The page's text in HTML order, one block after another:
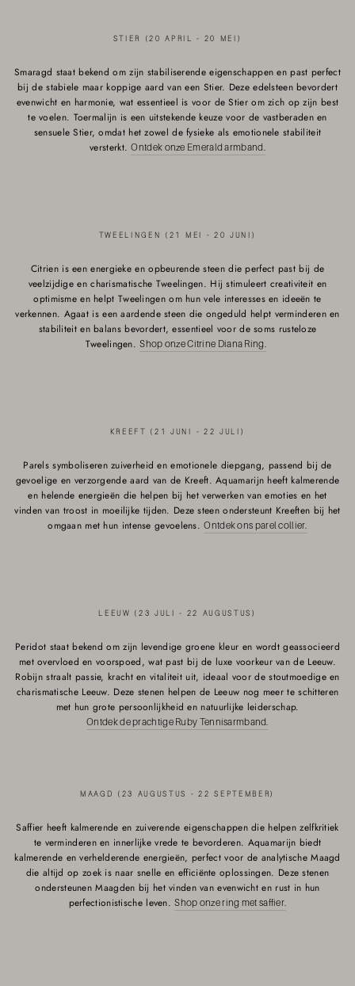
STIER (20 APRIL - 20 MEI)
Smaragd staat bekend om zijn stabiliserende eigenschappen en past perfect
bij de stabiele maar koppige aard van een Stier. Deze edelsteen bevordert
evenwicht en harmonie, wat essentieel is voor de Stier om zich op zijn best
te voelen. Toermalijn is een uitstekende keuze voor de vastberaden en
sensuele Stier, omdat het zowel de fysieke als emotionele stabiliteit
versterkt.Ontdek onze Emerald armband.
TWEELINGEN (21 MEI - 20 JUNI)
Citrien is een energieke en opbeurende steen die perfect past bij de
veelzijdige en charismatische Tweelingen. Hij stimuleert creativiteit en
optimisme en helpt Tweelingen om hun vele interesses en ideeën te
verkennen. Agaat is een aardende steen die ongeduld helpt verminderen en
stabiliteit en balans bevordert, essentieel voor de soms rusteloze
Tweelingen.Shop onze Citrine Diana Ring.
KREEFT (21 JUNI - 22 JULI)
Parels symboliseren zuiverheid en emotionele diepgang, passend bij de
gevoelige en verzorgende aard van de Kreeft. Aquamarijn heeft kalmerende
en helende energieën die helpen bij het verwerken van emoties en het
vinden van troost in moeilijke tijden. Deze steen ondersteunt Kreeften bij het
omgaan met hun intense gevoelens.Ontdek ons parel collier.
LEEUW (23 JULI - 22 AUGUSTUS)
Peridot staat bekend om zijn levendige groene kleur en wordt geassocieerd
met overvloed en voorspoed, wat past bij de luxe voorkeur van de Leeuw.
Robijn straalt passie, kracht en vitaliteit uit, ideaal voor de stoutmoedige en
charismatische Leeuw. Deze stenen helpen de Leeuw nog meer te schitteren
met hun grote persoonlijkheid en natuurlijke leiderschap.
Ontdek de prachtige Ruby Tennisarmband.
MAAGD (23 AUGUSTUS - 22 SEPTEMBER)
Saffier heeft kalmerende en zuiverende eigenschappen die helpen zelfkritiek
te verminderen en innerlijke vrede te bevorderen. Aquamarijn biedt
kalmerende en verhelderende energieën, perfect voor de analytische Maagd
die altijd op zoek is naar snelle en efficiënte oplossingen. Deze stenen
ondersteunen Maagden bij het vinden van evenwicht en rust in hun
perfectionistische leven.Shop onze ring met saffier.